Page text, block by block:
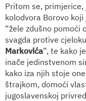
Pritom se,
kolodvora Borovo
“žele zdušno pomoći
svagda protive
Markovića”, te kako
inače jedinstvenom
kako iza njih stoje
štrajkom, domoći
jugoslavenskoj